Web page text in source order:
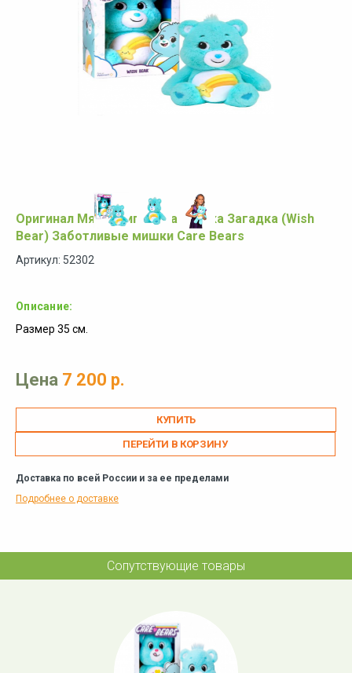
Оригинал Мягкая игрушка Мишка Загадка (Wish
Bear) Заботливые мишки Care Bears
Артикул: 52302
Описание:
Размер 35 см.
Цена 7 200 р.
ПЕРЕЙТИ В КОРЗИНУ
Доставка по всей России и за ее пределами
Подробнее о доставке
Сопутствующие товары